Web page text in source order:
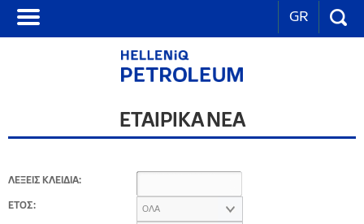
GR
ΕΤΑΙΡΙΚΑ ΝΕΑ
ΛΕΞΕΙΣ ΚΛΕΙΔΙΑ:
ΕΤΟΣ: ΟΛΑ